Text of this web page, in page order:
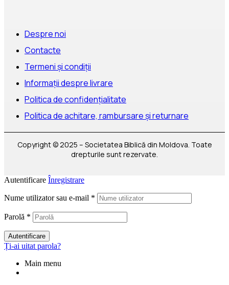
Despre noi
Contacte
Termeni și condiții
Informații despre livrare
Politica de confidențialitate
Politica de achitare, rambursare și returnare
Copyright © 2025 – Societatea Biblică din Moldova. Toate
drepturile sunt rezervate.
Autentificare Înregistrare
Nume utilizator sau e-mail *
Parolă *
Autentificare
Ți-ai uitat parola?
Main menu